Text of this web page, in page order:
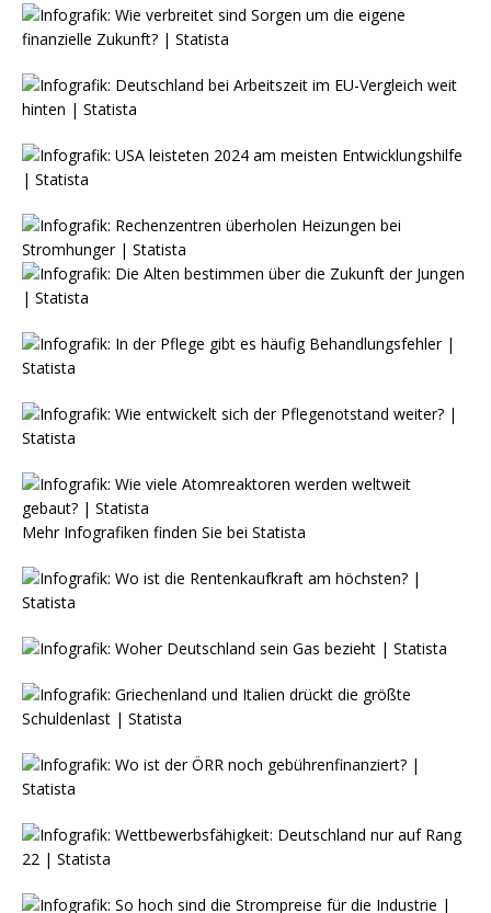
Mehr Infografiken finden Sie bei Statista